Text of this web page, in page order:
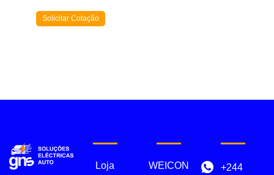
Solicitar Cotação
Loja
WEICON
+244